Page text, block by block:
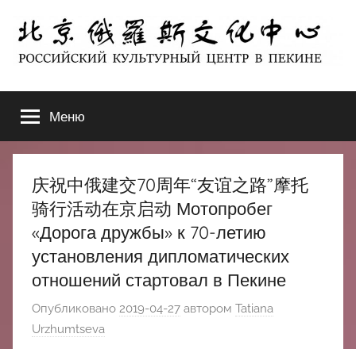
содержимому
北
京
俄
罗
斯
文
化
ЦЕНТР
В
ПЕКИНЕ
Меню
庆祝中俄建交70周年“友谊之路”摩托
骑行活动在京启动 Мотопробег
«Дорога дружбы» к 70-летию
установления дипломатических
отношений стартовал в Пекине
Опубликовано 2019-04-27 автором Tatiana
Urzhumtseva